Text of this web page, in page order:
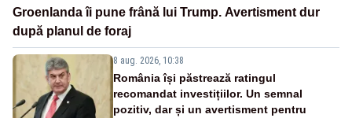
Groenlanda îi pune frână lui Trump. Avertisment dur
după planul de foraj
8 aug. 2026, 10:38
România își păstrează ratingul
recomandat investițiilor. Un semnal
pozitiv, dar și un avertisment pentru